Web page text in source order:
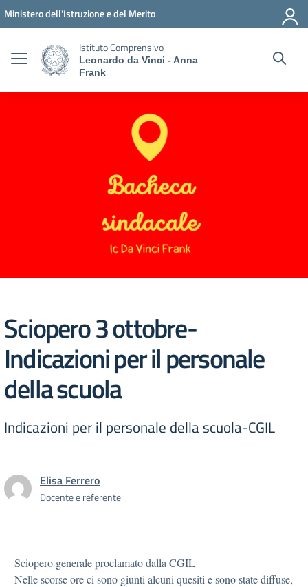
Vai ai contenuti
Vai al menu di navigazione
Vai al footer
Ministero dell'Istruzione e del Merito
Istituto Comprensivo
Leonardo da Vinci - Anna
Frank
Sciopero 3 ottobre-
Indicazioni per il personale
della scuola
Indicazioni per il personale della scuola-CGIL
Elisa Ferrero
Docente e referente
Sciopero generale proclamato dalla CGIL
Nelle scorse ore ci sono giunti alcuni quesiti e sono state diffuse,